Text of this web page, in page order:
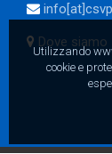
Dove siamo
Utilizzando
cookie e